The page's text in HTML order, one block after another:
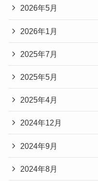
2026年5月
2026年1月
2025年7月
2025年5月
2025年4月
2024年12月
2024年9月
2024年8月